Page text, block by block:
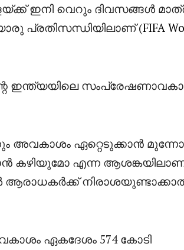
ഇനി വെറും ദിവസങ്ങൾ
പ്രതിസന്ധിയിലാണ് (FIFA
ഇന്ത്യയിലെ
അവകാശം ഏറ്റെടുക്കാൻ
കഴിയുമോ എന്ന
ഏകദേശം 574 കോടി